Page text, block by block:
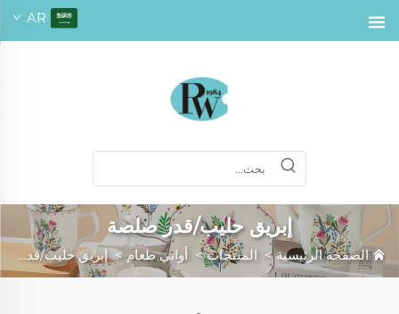
AR
إبريق حليب/قدر صلصة
الصفحة الرئيسية> المنتجات> أواني طعام >إبريق حليب/قدر صلصة